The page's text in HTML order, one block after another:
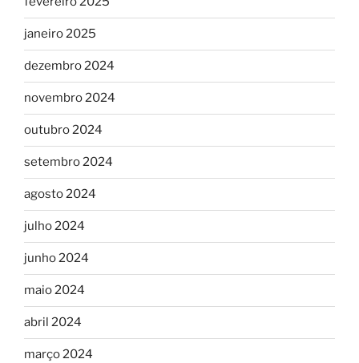
janeiro 2025
dezembro 2024
novembro 2024
outubro 2024
setembro 2024
agosto 2024
julho 2024
junho 2024
maio 2024
abril 2024
março 2024